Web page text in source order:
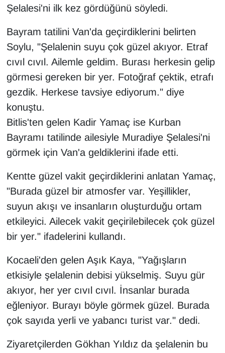
Şelalesi'ni ilk kez gördüğünü söyledi.
Bayram tatilini Van'da geçirdiklerini belirten
Soylu, "Şelalenin suyu çok güzel akıyor. Etraf
cıvıl cıvıl. Ailemle geldim. Burası herkesin gelip
görmesi gereken bir yer. Fotoğraf çektik, etrafı
gezdik. Herkese tavsiye ediyorum." diye
konuştu.
Bitlis'ten gelen Kadir Yamaç ise Kurban
Bayramı tatilinde ailesiyle Muradiye Şelalesi'ni
görmek için Van'a geldiklerini ifade etti.
Kentte güzel vakit geçirdiklerini anlatan Yamaç,
"Burada güzel bir atmosfer var. Yeşillikler,
suyun akışı ve insanların oluşturduğu ortam
etkileyici. Ailecek vakit geçirilebilecek çok güzel
bir yer." ifadelerini kullandı.
Kocaeli'den gelen Aşık Kaya, "Yağışların
etkisiyle şelalenin debisi yükselmiş. Suyu gür
akıyor, her yer cıvıl cıvıl. İnsanlar burada
eğleniyor. Burayı böyle görmek güzel. Burada
çok sayıda yerli ve yabancı turist var." dedi.
Ziyaretçilerden Gökhan Yıldız da şelalenin bu
ONE EKONOMİ
POLİTİKA
Resmi İlanlar
RÖPORTAJ
SAĞLIK
Seri İlan
Sinema - TV
SİYASET
SPOR
TEBRİK
TEKNOLOJİ
Turizm
VAN'DA SPOR
Vasıta